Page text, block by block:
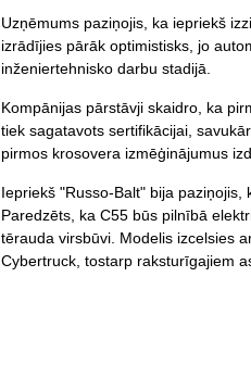
Uzņēmums paziņojis, ka iepriekš
izrādījies pārāk optimistisks, jo
inženiertehnisko darbu stadijā.
Kompānijas pārstāvji skaidro, ka
tiek sagatavots sertifikācijai,
pirmos krosovera izmēģinājumus
Iepriekš "Russo-Balt" bija paziņojis,
Paredzēts, ka C55 būs pilnībā
tērauda virsbūvi. Modelis izcelsies
Cybertruck, tostarp raksturīgajiem